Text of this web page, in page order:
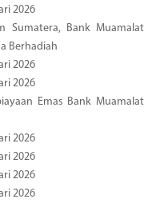
2026
Sumatera, Bank Muamalat
Berhadiah
2026
2026
Emas Bank Muamalat
2026
2026
2026
2026